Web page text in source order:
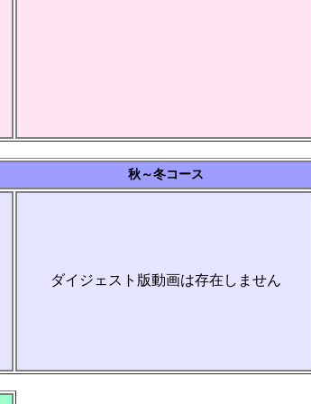
秋～冬コース
ダイジェスト版動画は存在しません